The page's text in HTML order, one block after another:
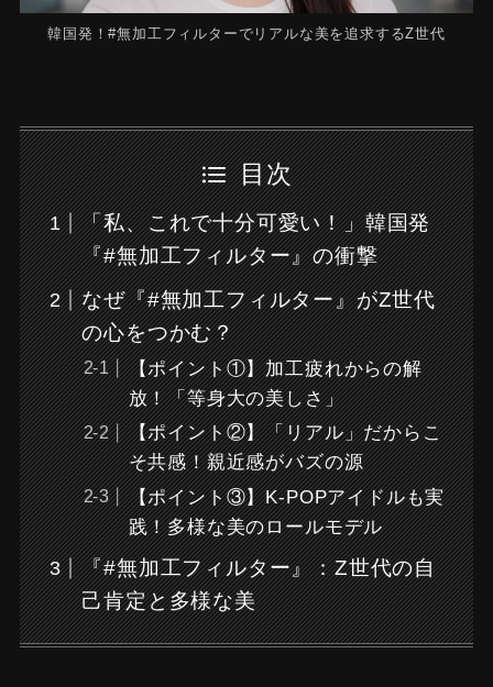
韓国発！#無加工フィルターでリアルな美を追求するZ世代
目次
「私、これで十分可愛い！」韓国発
『#無加工フィルター』の衝撃
なぜ『#無加工フィルター』がZ世代
の心をつかむ？
【ポイント①】加工疲れからの解
放！「等身大の美しさ」
【ポイント②】「リアル」だからこ
そ共感！親近感がバズの源
【ポイント③】K-POPアイドルも実
践！多様な美のロールモデル
『#無加工フィルター』：Z世代の自
己肯定と多様な美